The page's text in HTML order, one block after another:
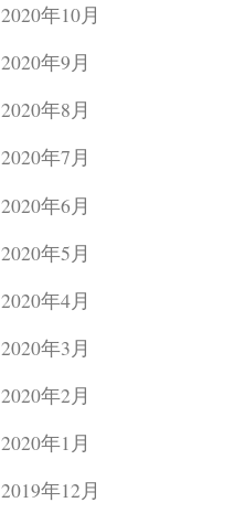
2020年10月
2020年9月
2020年8月
2020年7月
2020年6月
2020年5月
2020年4月
2020年3月
2020年2月
2020年1月
2019年12月